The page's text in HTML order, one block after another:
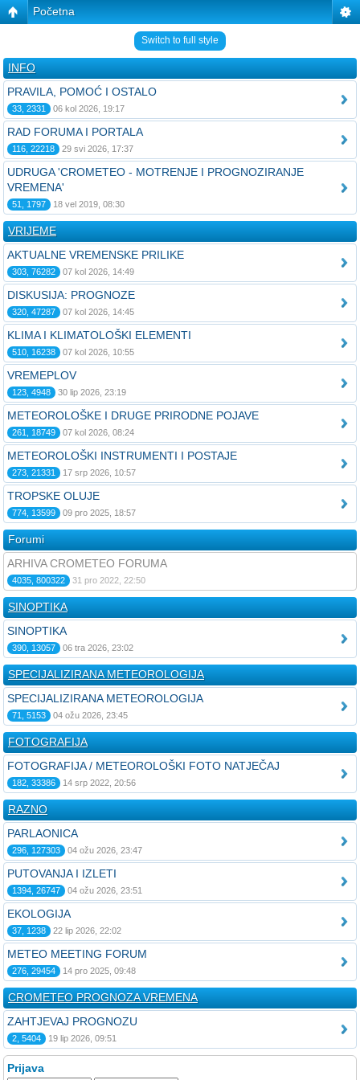
Početna
Switch to full style
INFO
PRAVILA, POMOĆ I OSTALO
33, 2331 06 kol 2026, 19:17
RAD FORUMA I PORTALA
116, 22218 29 svi 2026, 17:37
UDRUGA 'CROMETEO - MOTRENJE I PROGNOZIRANJE
VREMENA'
51, 1797 18 vel 2019, 08:30
VRIJEME
AKTUALNE VREMENSKE PRILIKE
303, 76282 07 kol 2026, 14:49
DISKUSIJA: PROGNOZE
320, 47287 07 kol 2026, 14:45
KLIMA I KLIMATOLOŠKI ELEMENTI
510, 16238 07 kol 2026, 10:55
VREMEPLOV
123, 4948 30 lip 2026, 23:19
METEOROLOŠKE I DRUGE PRIRODNE POJAVE
261, 18749 07 kol 2026, 08:24
METEOROLOŠKI INSTRUMENTI I POSTAJE
273, 21331 17 srp 2026, 10:57
TROPSKE OLUJE
774, 13599 09 pro 2025, 18:57
Forumi
ARHIVA CROMETEO FORUMA
4035, 800322 31 pro 2022, 22:50
SINOPTIKA
SINOPTIKA
390, 13057 06 tra 2026, 23:02
SPECIJALIZIRANA METEOROLOGIJA
SPECIJALIZIRANA METEOROLOGIJA
71, 5153 04 ožu 2026, 23:45
FOTOGRAFIJA
FOTOGRAFIJA / METEOROLOŠKI FOTO NATJEČAJ
182, 33386 14 srp 2022, 20:56
RAZNO
PARLAONICA
296, 127303 04 ožu 2026, 23:47
PUTOVANJA I IZLETI
1394, 26747 04 ožu 2026, 23:51
EKOLOGIJA
37, 1238 22 lip 2026, 22:02
METEO MEETING FORUM
276, 29454 14 pro 2025, 09:48
CROMETEO PROGNOZA VREMENA
ZAHTJEVAJ PROGNOZU
2, 5404 19 lip 2026, 09:51
Prijava